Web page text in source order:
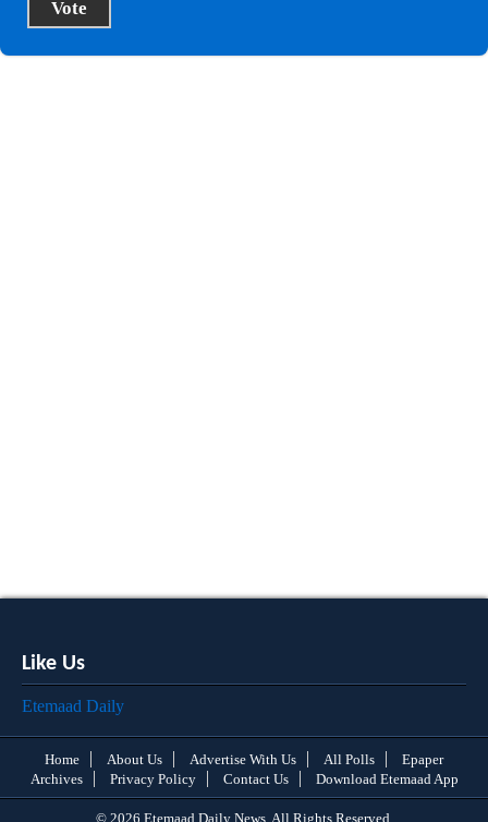
Like Us
Etemaad Daily
Home About Us Advertise With Us All Polls
Epaper
Archives
Privacy Policy Contact Us Download Etemaad App
© 2026 Etemaad Daily News, All Rights Reserved.